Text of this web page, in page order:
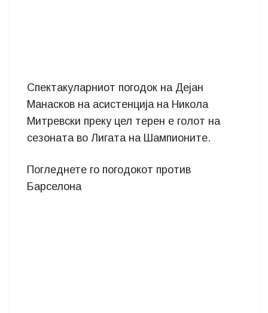
Спектакуларниот погодок на Дејан
Манасков на асистенција на Никола
Митревски преку цел терен е голот на
сезоната во Лигата на Шампионите.
Погледнетe го погодокот против
Барселона